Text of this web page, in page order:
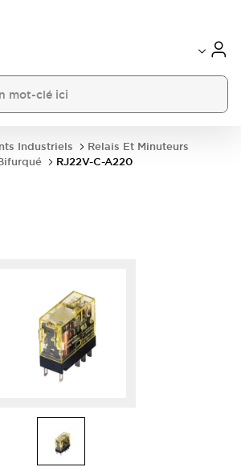
Industriels
Relais Et Minuteurs
RJ22V-C-A220